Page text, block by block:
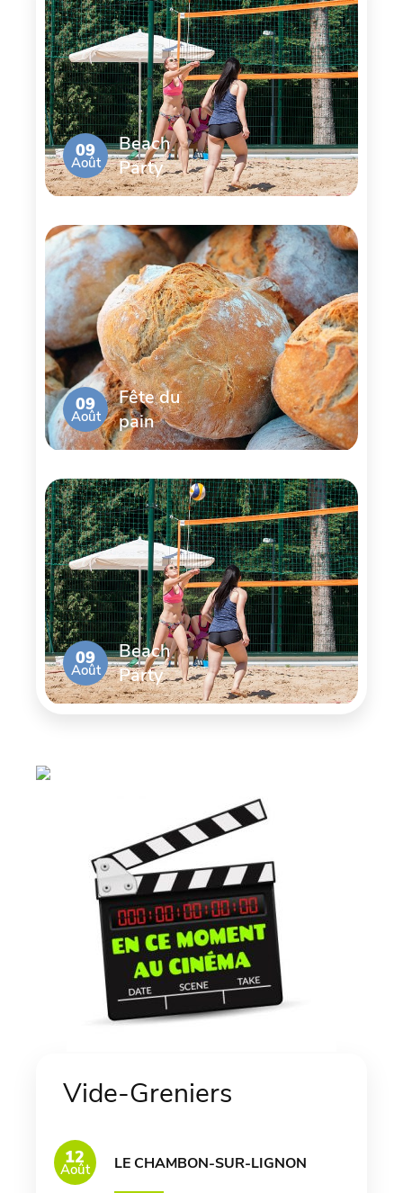
09
Août
Beach
Party
09
Août
Fête du
pain
09
Août
Beach
Party
Vide-Greniers
12
Août LE CHAMBON-SUR-LIGNON